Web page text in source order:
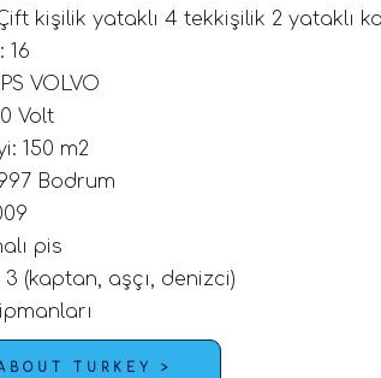
kişilik yataklı 4 tekkişilik 2 yataklı
16
VOLVO
Volt
150 m2
Bodrum
pis
(kaptan, aşçı, denizci)
TURKEY >